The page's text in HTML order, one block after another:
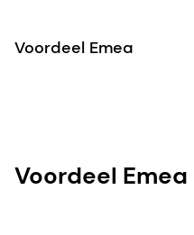
Voordeel Emea
Voordeel Emea